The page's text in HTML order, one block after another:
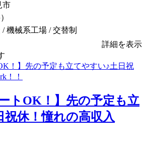
市
機械系工場 / 交替制
詳細を表示
トOK！】先の予定も立
祝休！憧れの高収入